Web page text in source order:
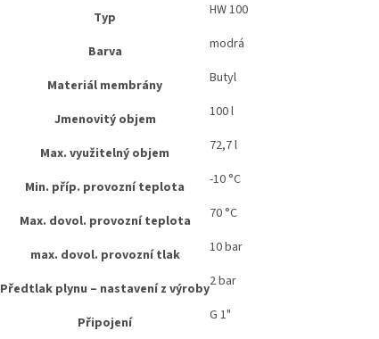
Typ HW 100
Barva modrá
Materiál membrány Butyl
Jmenovitý objem 100 l
Max. využitelný objem 72,7 l
Min. příp. provozní teplota -10 °C
Max. dovol. provozní teplota 70 °C
max. dovol. provozní tlak 10 bar
Předtlak plynu – nastavení z výroby2 bar
Připojení G 1"